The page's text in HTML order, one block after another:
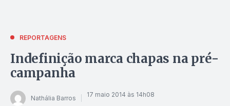
REPORTAGENS
Indefinição marca chapas na pré-
campanha
Nathália Barros 17 maio 2014 às 14h08